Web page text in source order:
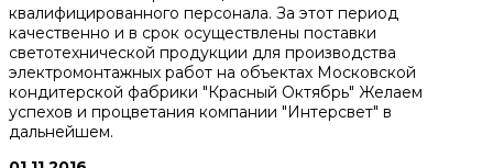
квалифицированного персонала. За этот период
качественно и в срок осуществлены поставки
светотехнической продукции для производства
электромонтажных работ на объектах Московской
кондитерской фабрики "Красный Октябрь" Желаем
успехов и процветания компании "Интерсвет" в
дальнейшем.